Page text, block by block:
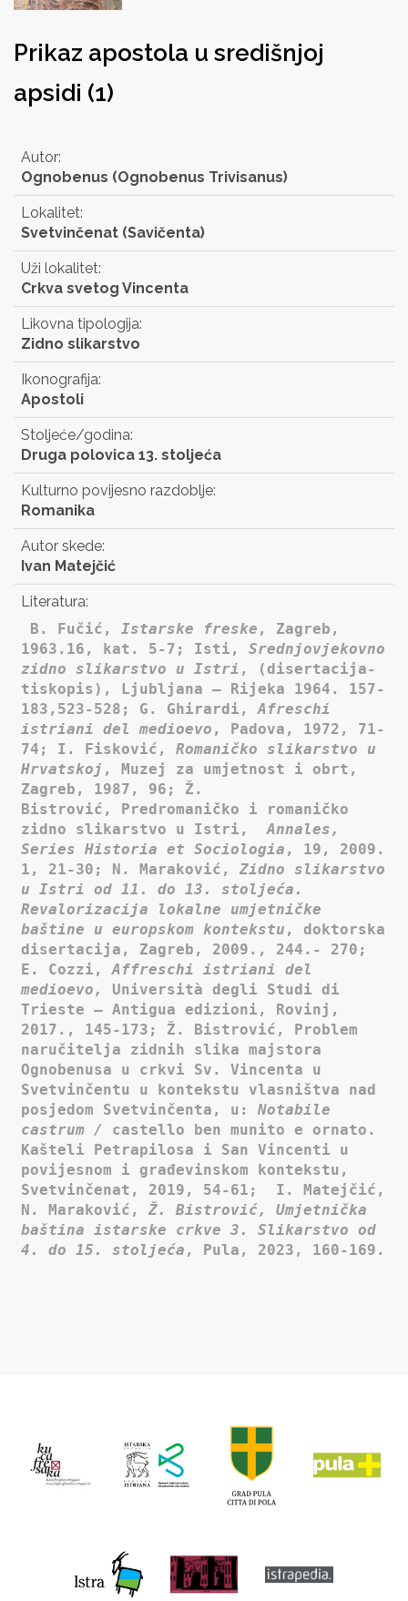
Prikaz apostola u središnjoj
apsidi (1)
Autor:
Ognobenus (Ognobenus Trivisanus)
Lokalitet:
Svetvinčenat (Savičenta)
Uži lokalitet:
Crkva svetog Vincenta
Likovna tipologija:
Zidno slikarstvo
Ikonografija:
Apostoli
Stoljeće/godina:
Druga polovica 13. stoljeća
Kulturno povijesno razdoblje:
Romanika
Autor skede:
Ivan Matejčić
Literatura:
B. Fučić, Istarske freske , Zagreb,
1963.16, kat. 5-7; Isti, Srednjovjekovno
zidno slikarstvo u Istri , (disertacija-
tiskopis), Ljubljana – Rijeka 1964. 157-
183,523-528; G. Ghirardi,Afreschi
istriani del medioevo , Padova, 1972, 71-
74; I. Fisković, Romaničko slikarstvo u
Hrvatskoj , Muzej za umjetnost i obrt,
Zagreb, 1987, 96; Ž.
Bistrović, Predromaničko i romaničko
zidno slikarstvo u Istri,Annales,
Series Historia et Sociologia , 19, 2009.
1, 21-30; N. Maraković, Zidno slikarstvo
u Istri od 11. do 13. stoljeća.
Revalorizacija lokalne umjetničke
baštine u europskom kontekstu , doktorska
disertacija, Zagreb, 2009., 244.- 270;
E. Cozzi,Affreschi istriani del
medioevo, Università degli Studi di
Trieste – Antigua edizioni, Rovinj,
2017.,
145-173; Ž. Bistrović, Problem
naručitelja zidnih slika majstora
Ognobenusa u crkvi Sv. Vincenta u
Svetvinčentu u kontekstu vlasništva nad
posjedom Svetvinčenta, u: Notabile
castrum / castello ben munito e ornato.
Kašteli Petrapilosa i San Vincenti u
povijesnom i građevinskom kontekstu,
Svetvinčenat, 2019, 54-61; I. Matejčić,
N. Maraković, Ž. Bistrović, Umjetnička
baština istarske crkve 3. Slikarstvo od
4. do 15. stoljeća , Pula, 2023, 160-169.